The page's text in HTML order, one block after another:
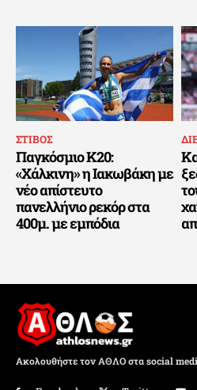
ΣΤΙΒΟΣ
Παγκόσμιο Κ20:
«Χάλκινη» η Ιακωβάκη με
νέο απίστευτο
πανελλήνιο ρεκόρ στα
400μ. με εμπόδια
Ακολουθήστε τον ΑΘΛΟ στα social